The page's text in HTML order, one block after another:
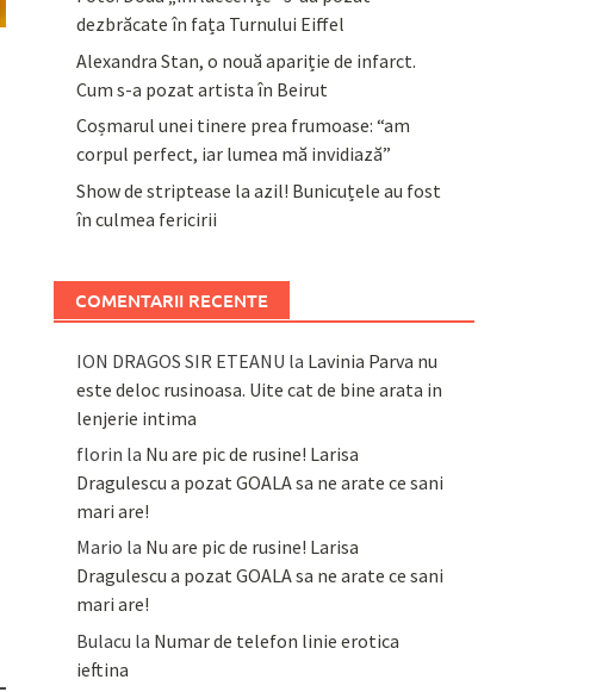
dezbrăcate în fața Turnului Eiffel
Alexandra Stan, o nouă apariție de infarct.
Cum s-a pozat artista în Beirut
Coșmarul unei tinere prea frumoase: “am
corpul perfect, iar lumea mă invidiază”
Show de striptease la azil! Bunicuțele au fost
în culmea fericirii
COMENTARII RECENTE
ION DRAGOS SIR ETEANU la Lavinia Parva nu
este deloc rusinoasa. Uite cat de bine arata in
lenjerie intima
florin la Nu are pic de rusine! Larisa
Dragulescu a pozat GOALA sa ne arate ce sani
mari are!
Mario la Nu are pic de rusine! Larisa
Dragulescu a pozat GOALA sa ne arate ce sani
mari are!
Bulacu la Numar de telefon linie erotica
ieftina